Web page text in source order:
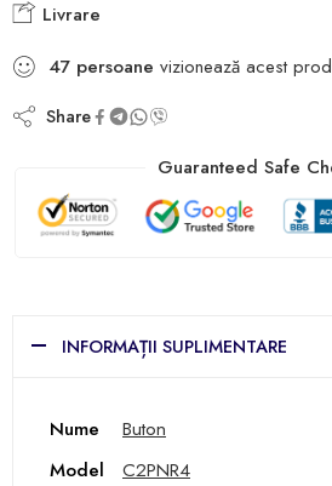
Livrare
47 persoane vizionează acest
Share
Guaranteed Safe
INFORMAȚII SUPLIMENTARE
Nume
Buton
Model
C2PNR4